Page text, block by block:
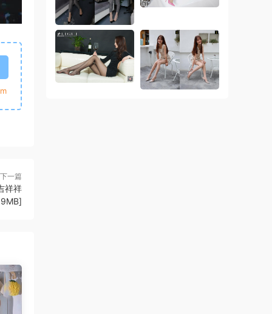
下一篇
祥祥